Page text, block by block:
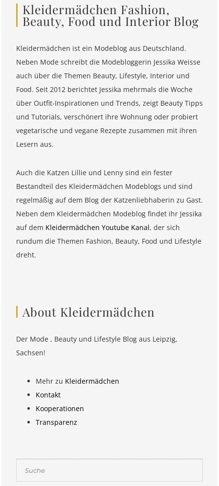
Kleidermädchen Fashion,
Beauty, Food und Interior Blog
Kleidermädchen ist ein Modeblog aus Deutschland.
Neben Mode schreibt die Modebloggerin Jessika Weisse
auch über die Themen Beauty, Lifestyle, Interior und
Food. Seit 2012 berichtet Jessika mehrmals die Woche
über Outfit-Inspirationen und Trends, zeigt Beauty Tipps
und Tutorials, verschönert ihre Wohnung oder probiert
vegetarische und vegane Rezepte zusammen mit ihren
Lesern aus.
Auch die Katzen Lillie und Lenny sind ein fester
Bestandteil des Kleidermädchen Modeblogs und sind
regelmäßig auf dem Blog der Katzenliebhaberin zu Gast.
Neben dem Kleidermädchen Modeblog findet ihr Jessika
auf dem Kleidermädchen Youtube Kanal, der sich
rundum die Themen Fashion, Beauty, Food und Lifestyle
dreht.
About Kleidermädchen
Der Mode , Beauty und Lifestyle Blog aus Leipzig,
Sachsen!
Mehr zu Kleidermädchen
Kontakt
Kooperationen
Transparenz